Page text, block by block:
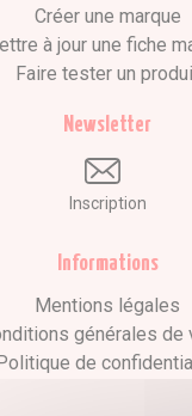
Créer une marque
à jour une fiche
Faire tester un
Newsletter
Inscription
Informations
Mentions légales
générales de
de